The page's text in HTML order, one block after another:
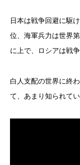
日本は戦争回避に駆
位、海軍兵力は世界
に上で、ロシアは戦
白人支配の世界に終
て、あまり知られて